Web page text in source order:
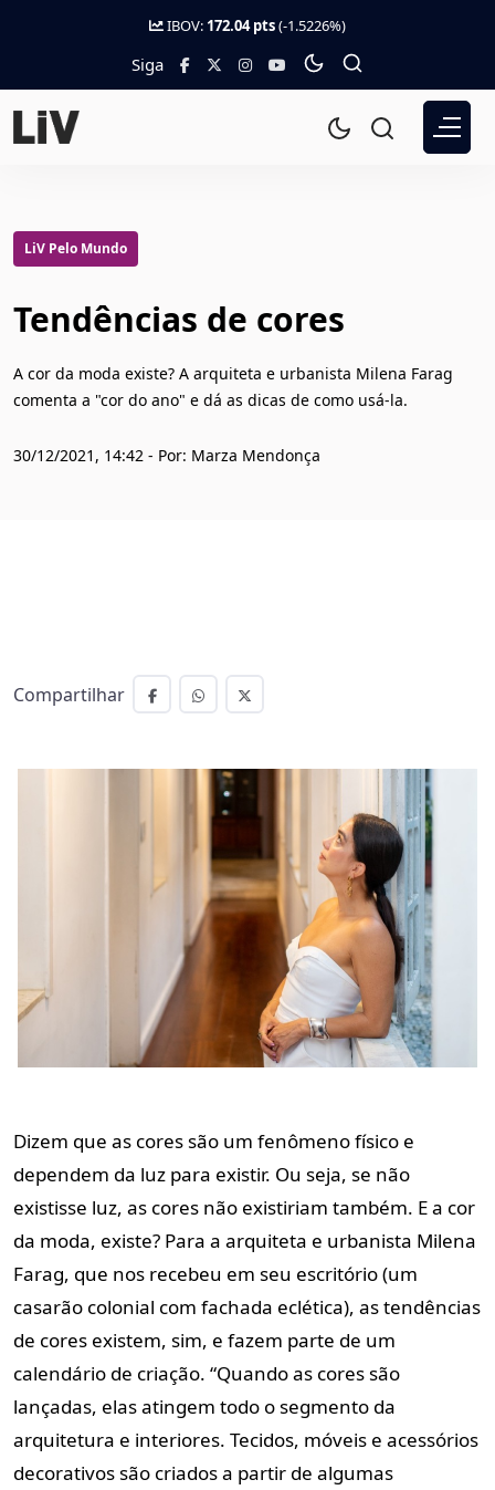
IBOV: 172.04 pts(-1.5226%)
Siga
LiV Pelo Mundo
Tendências de cores
A cor da moda existe? A arquiteta e urbanista Milena Farag
comenta a "cor do ano" e dá as dicas de como usá-la.
30/12/2021, 14:42 - Por: Marza Mendonça
Compartilhar
Dizem que as cores são um fenômeno físico e
dependem da luz para existir. Ou seja, se não
existisse luz, as cores não existiriam também. E a cor
da moda, existe? Para a arquiteta e urbanista Milena
Farag, que nos recebeu em seu escritório (um
casarão colonial com fachada eclética), as tendências
de cores existem, sim, e fazem parte de um
calendário de criação. “Quando as cores são
lançadas, elas atingem todo o segmento da
arquitetura e interiores. Tecidos, móveis e acessórios
decorativos são criados a partir de algumas